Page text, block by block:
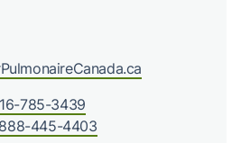
785-3439
445-4403